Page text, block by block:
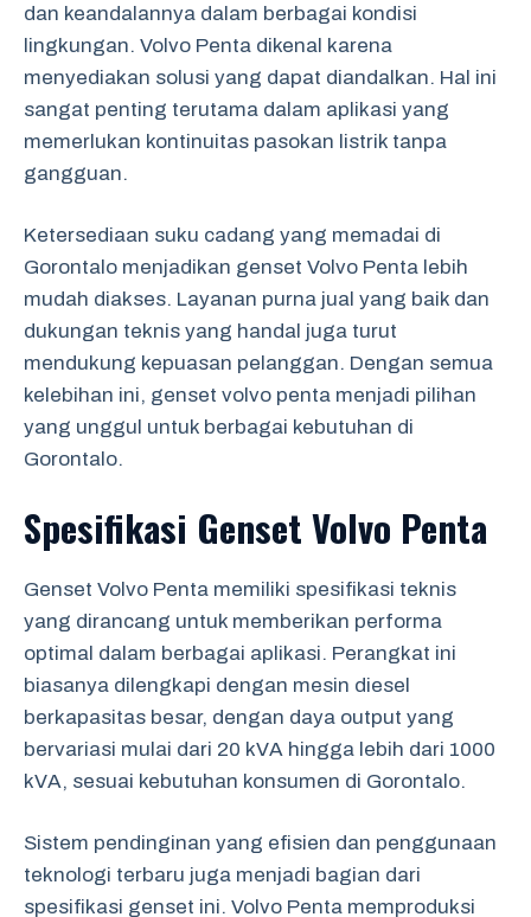
dan keandalannya dalam berbagai kondisi
lingkungan. Volvo Penta dikenal karena
menyediakan solusi yang dapat diandalkan. Hal ini
sangat penting terutama dalam aplikasi yang
memerlukan kontinuitas pasokan listrik tanpa
gangguan.
Ketersediaan suku cadang yang memadai di
Gorontalo menjadikan genset Volvo Penta lebih
mudah diakses. Layanan purna jual yang baik dan
dukungan teknis yang handal juga turut
mendukung kepuasan pelanggan. Dengan semua
kelebihan ini, genset volvo penta menjadi pilihan
yang unggul untuk berbagai kebutuhan di
Gorontalo.
Spesifikasi Genset Volvo Penta
Genset Volvo Penta memiliki spesifikasi teknis
yang dirancang untuk memberikan performa
optimal dalam berbagai aplikasi. Perangkat ini
biasanya dilengkapi dengan mesin diesel
berkapasitas besar, dengan daya output yang
bervariasi mulai dari 20 kVA hingga lebih dari 1000
kVA, sesuai kebutuhan konsumen di Gorontalo.
Sistem pendinginan yang efisien dan penggunaan
teknologi terbaru juga menjadi bagian dari
spesifikasi genset ini. Volvo Penta memproduksi